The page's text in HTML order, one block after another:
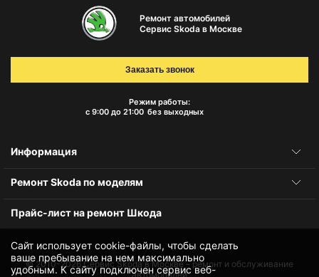
Сайт использует cookie-файлы, чтобы сделать
ваше пребывание на нем максимально
удобным. К cайту подключен сервис веб-
Ремонт автомобилей
Сервис Skoda в Москве
Режим работы:
с 9:00 до 21:00 без выходных
Заказать звонок
Информация
Ремонт Skoda по моделям
Прайс-лист на ремонт Шкода
© 2010-2026Сервис Skoda в Москве – ремонт и обслуживание
автомобилей